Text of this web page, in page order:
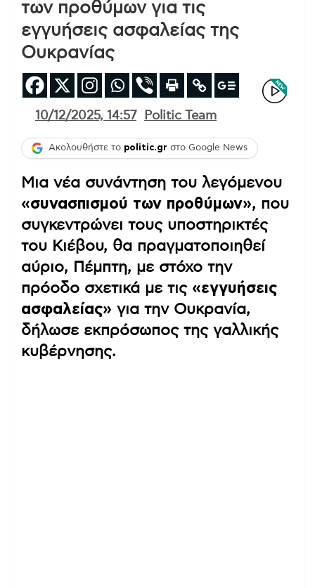
των προθύμων για τις
εγγυήσεις ασφαλείας της
Ουκρανίας
10/12/2025, 14:57 Politic Team
Ακολουθήστε το politic.gr στο Google News
Μια νέα συνάντηση του λεγόμενου
«συνασπισμού των προθύμων», που
συγκεντρώνει τους υποστηρικτές
του Κιέβου, θα πραγματοποιηθεί
αύριο, Πέμπτη, με στόχο την
πρόοδο σχετικά με τις «εγγυήσεις
ασφαλείας» για την Ουκρανία,
δήλωσε εκπρόσωπος της γαλλικής
κυβέρνησης.